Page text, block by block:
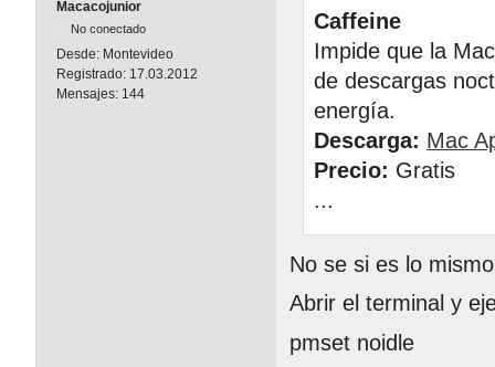
Macacojunior
No conectado
Desde: Montevideo
Registrado: 17.03.2012
Mensajes: 144
Caffeine
Impide que la
de descargas
energía.
Descarga: Mac
Precio: Gratis
...
No se si es lo
Abrir el terminal y
pmset noidle